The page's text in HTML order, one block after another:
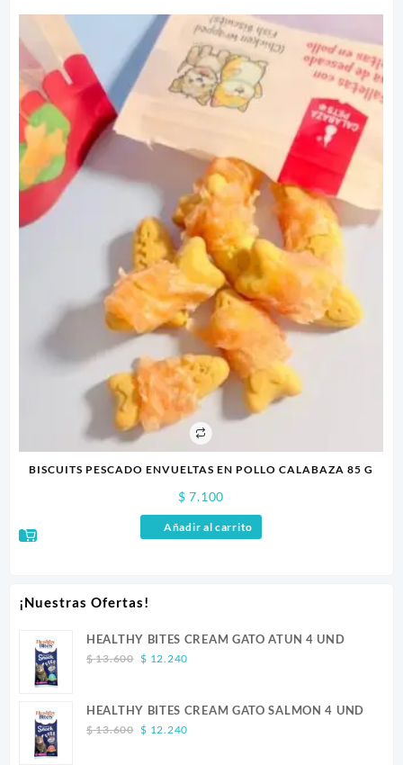
BISCUITS PESCADO ENVUELTAS EN POLLO CALABAZA 85 G
$ 7.100
Añadir al carrito
¡Nuestras Ofertas!
HEALTHY BITES CREAM GATO ATUN 4 UND
$13.600 Original
$ 13.600.
$ 12.240Current
$ 12.240.
HEALTHY BITES CREAM GATO SALMON 4 UND
$13.600 Original
$ 12.240Current